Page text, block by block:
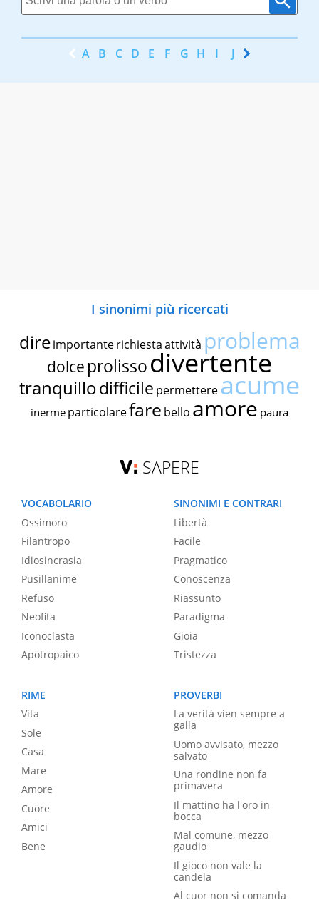
A B C D E F G H I J K
I sinonimi più ricercati
dire importante richiestaattività problema
dolce prolissodivertente
tranquillodifficile permettereacume
inerme particolarefare bello amore paura
SAPERE
VOCABOLARIO
Ossimoro
Filantropo
Idiosincrasia
Pusillanime
Refuso
Neofita
Iconoclasta
Apotropaico
SINONIMI E CONTRARI
Libertà
Facile
Pragmatico
Conoscenza
Riassunto
Paradigma
Gioia
Tristezza
RIME
Vita
Sole
Casa
Mare
Amore
Cuore
Amici
Bene
PROVERBI
La verità vien sempre a
galla
Uomo avvisato, mezzo
salvato
Una rondine non fa
primavera
Il mattino ha l'oro in
bocca
Mal comune, mezzo
gaudio
Il gioco non vale la
candela
Al cuor non si comanda